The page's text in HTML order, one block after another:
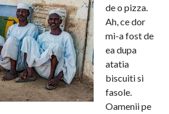
de o pizza.
Ah, ce dor
mi-a fost de
ea dupa
atatia
biscuiti si
fasole.
Oamenii pe